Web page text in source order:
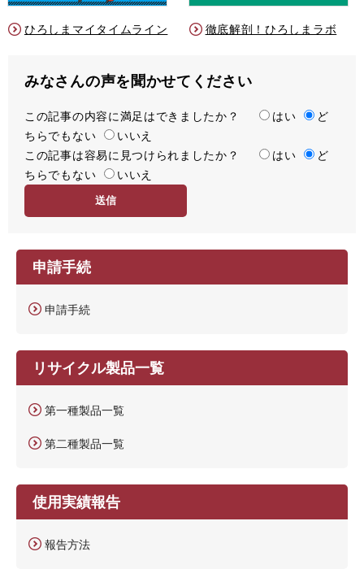
ひろしまマイタイムライン 徹底解剖！ひろしまラボ
みなさんの声を聞かせてください
満
足
度
この記事の内容に満足はできましたか？ はい
ど
ちらでもない
いいえ
容
易
この記事は容易に見つけられましたか？ はい
ど
ちらでもない
いいえ
申請手続
申請手続
リサイクル製品一覧
第一種製品一覧
第二種製品一覧
使用実績報告
報告方法